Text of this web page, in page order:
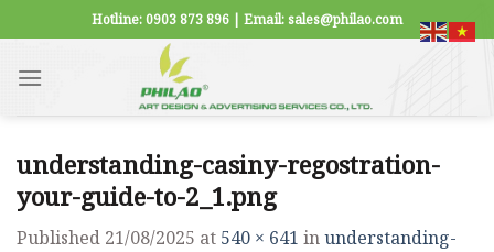
to
content
Hotline: 0903 873 896 | Email: sales@philao.com
understanding-casiny-regostration-
your-guide-to-2_1.png
Published 21/08/2025 at 540 × 641 inunderstanding-